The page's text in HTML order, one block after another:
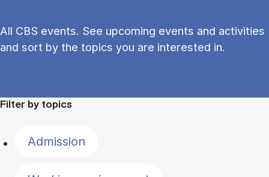
All CBS events. See upcoming events and activities
and sort by the topics you are interested in.
Filter by topics
Admission